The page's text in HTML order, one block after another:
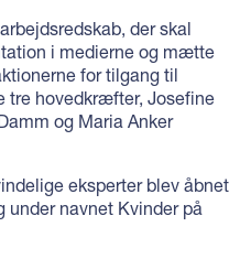
der skal
i medierne og mætte
for tilgang til
tre hovedkræfter, Josefine
og Maria Anker
eksperter blev åbnet
under navnet Kvinder på